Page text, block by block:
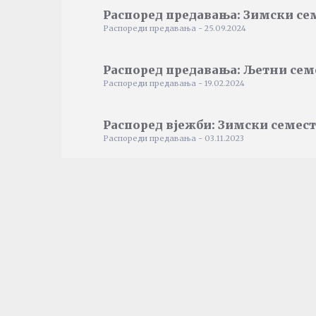
Распоред предавања: Зимски
Распореди предавања - 25.09.2024
Распоред предавања: Љетни
Распореди предавања - 19.02.2024
Распоред вјежби: Зимски
Распореди предавања - 03.11.2023